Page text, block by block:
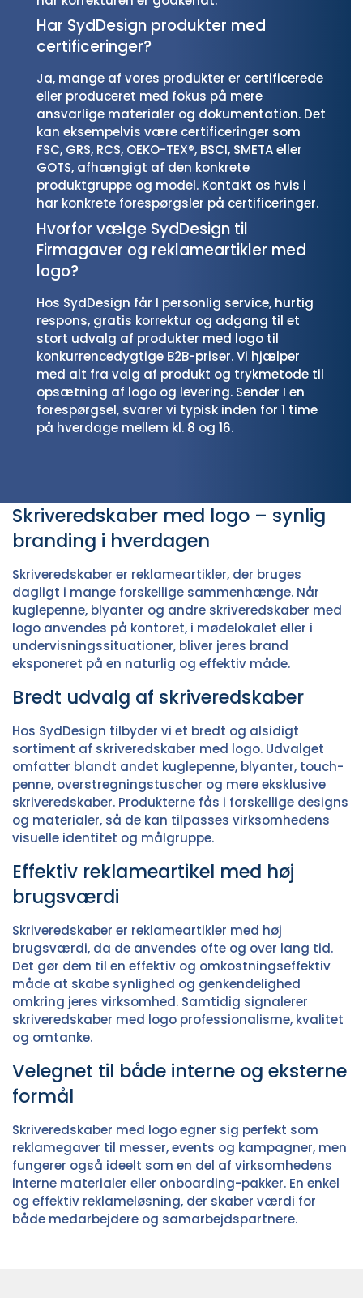
Har SydDesign produkter med
certificeringer?
Ja, mange af vores produkter er certificerede
eller produceret med fokus på mere
ansvarlige materialer og dokumentation. Det
kan eksempelvis være certificeringer som
FSC, GRS, RCS, OEKO-TEX®, BSCI, SMETA eller
GOTS, afhængigt af den konkrete
produktgruppe og model. Kontakt os hvis i
har konkrete forespørgsler på certificeringer.
Hvorfor vælge SydDesign til
Firmagaver og reklameartikler med
logo?
Hos SydDesign får I personlig service, hurtig
respons, gratis korrektur og adgang til et
stort udvalg af produkter med logo til
konkurrencedygtige B2B-priser. Vi hjælper
med alt fra valg af produkt og trykmetode til
opsætning af logo og levering. Sender I en
forespørgsel, svarer vi typisk inden for 1 time
på hverdage mellem kl. 8 og 16.
Skriveredskaber med logo – synlig
branding i hverdagen
Skriveredskaber er reklameartikler, der bruges
dagligt i mange forskellige sammenhænge. Når
kuglepenne, blyanter og andre skriveredskaber med
logo anvendes på kontoret, i mødelokalet eller i
undervisningssituationer, bliver jeres brand
eksponeret på en naturlig og effektiv måde.
Bredt udvalg af skriveredskaber
Hos SydDesign tilbyder vi et bredt og alsidigt
sortiment af skriveredskaber med logo. Udvalget
omfatter blandt andet kuglepenne, blyanter, touch-
penne, overstregningstuscher og mere eksklusive
skriveredskaber. Produkterne fås i forskellige designs
og materialer, så de kan tilpasses virksomhedens
visuelle identitet og målgruppe.
Effektiv reklameartikel med høj
brugsværdi
Skriveredskaber er reklameartikler med høj
brugsværdi, da de anvendes ofte og over lang tid.
Det gør dem til en effektiv og omkostningseffektiv
måde at skabe synlighed og genkendelighed
omkring jeres virksomhed. Samtidig signalerer
skriveredskaber med logo professionalisme, kvalitet
og omtanke.
Velegnet til både interne og eksterne
formål
Skriveredskaber med logo egner sig perfekt som
reklamegaver til messer, events og kampagner, men
fungerer også ideelt som en del af virksomhedens
interne materialer eller onboarding-pakker. En enkel
og effektiv reklameløsning, der skaber værdi for
både medarbejdere og samarbejdspartnere.